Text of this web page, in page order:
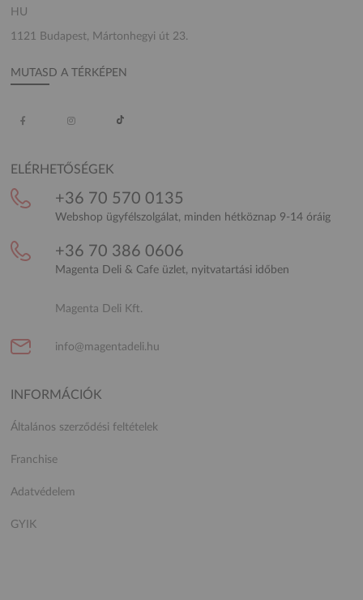
HU
1121 Budapest, Mártonhegyi út 23.
MUTASD A TÉRKÉPEN
ELÉRHETŐSÉGEK
+36 70 570 0135
Webshop ügyfélszolgálat, minden hétköznap 9-14 óráig
+36 70 386 0606
Magenta Deli & Cafe üzlet, nyitvatartási időben
Magenta Deli Kft.
info@magentadeli.hu
INFORMÁCIÓK
Általános szerződési feltételek
Franchise
Adatvédelem
GYIK